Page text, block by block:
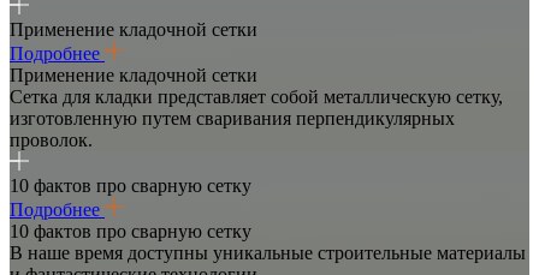
Применение кладочной сетки
Подробнее
Применение кладочной сетки
Сетка для кладки представляет собой металлическую сетку,
изготовленную путем сваривания перпендикулярных
проволок.
10 фактов про сварную сетку
Подробнее
10 фактов про сварную сетку
В наше время доступны уникальные строительные материалы